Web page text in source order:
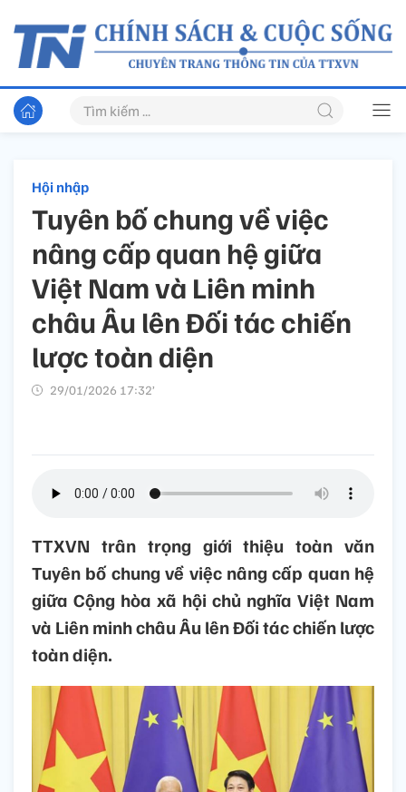
Hội nhập
Tuyên bố chung về việc
nâng cấp quan hệ giữa
Việt Nam và Liên minh
châu Âu lên Đối tác chiến
lược toàn diện
29/01/2026 17:32’
TTXVN trân trọng giới thiệu toàn văn
Tuyên bố chung về việc nâng cấp quan hệ
giữa Cộng hòa xã hội chủ nghĩa Việt Nam
và Liên minh châu Âu lên Đối tác chiến lược
toàn diện.